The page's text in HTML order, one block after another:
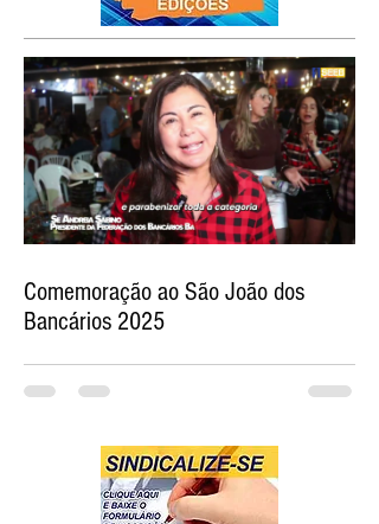
Comemoração ao São João dos
Bancários 2025